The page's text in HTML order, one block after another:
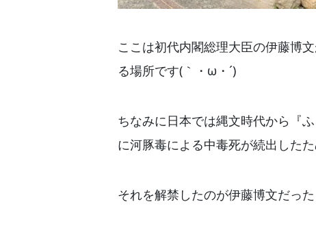
ここは初代内閣総理大臣の伊藤博
る場所です(｀・ω・´)ゞ
ちなみに日本では縄文時代から『
に河豚毒による中毒死が続出した
それを解禁したのが伊藤博文だっ